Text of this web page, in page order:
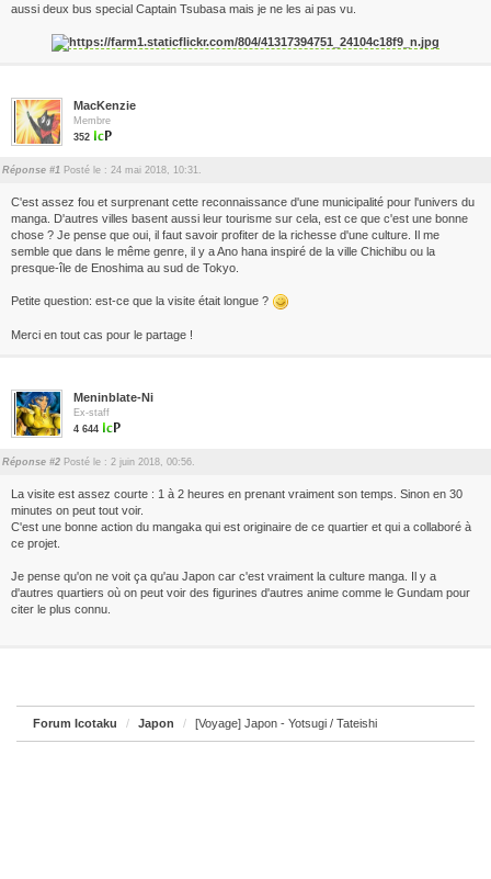
aussi deux bus special Captain Tsubasa mais je ne les ai pas vu.
MacKenzie
Membre
352
Réponse #1 Posté le : 24 mai 2018, 10:31.
C'est assez fou et surprenant cette reconnaissance d'une municipalité pour l'univers du
manga. D'autres villes basent aussi leur tourisme sur cela, est ce que c'est une bonne
chose ? Je pense que oui, il faut savoir profiter de la richesse d'une culture. Il me
semble que dans le même genre, il y a Ano hana inspiré de la ville Chichibu ou la
presque-île de Enoshima au sud de Tokyo.
Petite question: est-ce que la visite était longue ?
Merci en tout cas pour le partage !
Meninblate-Ni
Ex-staff
4 644
Réponse #2 Posté le : 2 juin 2018, 00:56.
La visite est assez courte : 1 à 2 heures en prenant vraiment son temps. Sinon en 30
minutes on peut tout voir.
C'est une bonne action du mangaka qui est originaire de ce quartier et qui a collaboré à
ce projet.
Je pense qu'on ne voit ça qu'au Japon car c'est vraiment la culture manga. Il y a
d'autres quartiers où on peut voir des figurines d'autres anime comme le Gundam pour
citer le plus connu.
Forum Icotaku Japon [Voyage] Japon - Yotsugi / Tateishi